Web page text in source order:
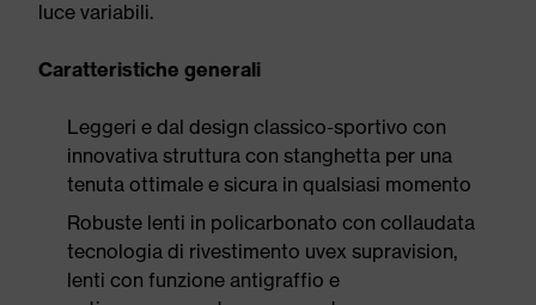
luce variabili.
Caratteristiche generali
Leggeri e dal design classico-sportivo con
innovativa struttura con stanghetta per una
tenuta ottimale e sicura in qualsiasi momento
Robuste lenti in policarbonato con collaudata
tecnologia di rivestimento uvex supravision,
lenti con funzione antigraffio e